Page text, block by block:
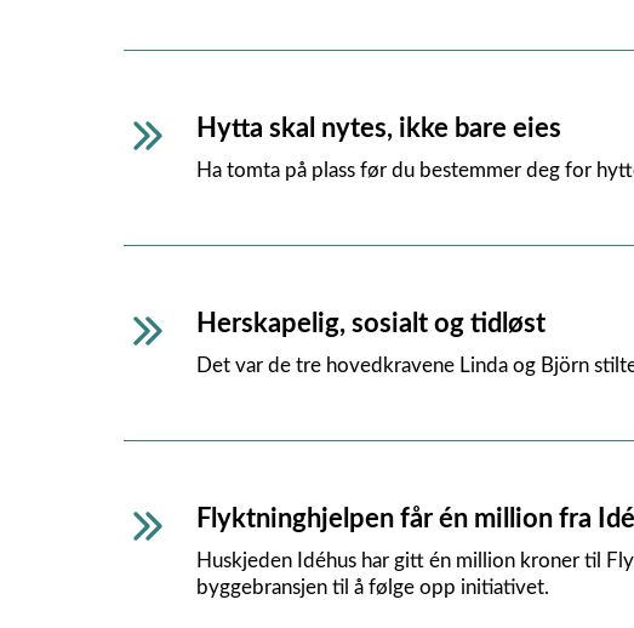
Hytta skal nytes, ikke bare eies
Ha tomta på plass før du bestemmer deg for
Herskapelig, sosialt og tidløst
Det var de tre hovedkravene Linda og Björn
Flyktninghjelpen får én million fra
Huskjeden Idéhus har gitt én million kroner til
byggebransjen til å følge opp initiativet.